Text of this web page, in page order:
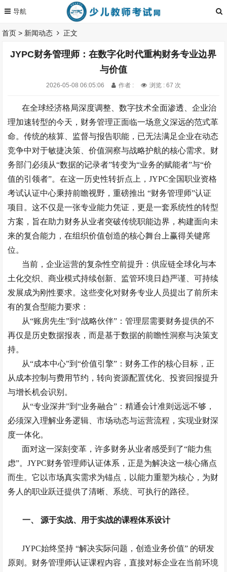
首页 > 新闻动态 正文
JYPC财务管理师：在数字化时代重构财务专业边界
与价值
2026-05-08 06:05:06 作者 : 浏览 : 67 次
在全球经济格局深度调整、数字技术全面渗透、企业治
理加速转型的今天，财务管理正面临一场意义深远的范式革
命。传统的核算、监督与报告职能，已无法满足企业在动态
竞争中对于敏捷决策、价值洞察与战略护航的核心需求。财
务部门必须从“数据的记录者”转变为“业务的赋能者”与“价
值的引领者”。在这一历史性转折点上，JYPC全国职业资格
考试认证中心秉持前瞻视野，重磅推出 “财务管理师”认证
项目。这不仅是一张专业能力凭证，更是一套系统性的转型
方案，旨在助力财务从业者突破传统职能边界，构建面向未
来的复合能力，在组织价值创造的核心舞台上赢得关键席
位。
当前，企业运营的复杂性空前提升：供应链全球化与本
土化交织、商业模式持续创新、监管环境日趋严谨、可持续
发展成为刚性要求。这些变化对财务专业人员提出了前所未
有的复合型能力要求：
从“账房先生”到“战略伙伴”：管理层需要财务提供的不
再仅是历史数据报表，而是基于数据的前瞻性洞察与决策支
持。
从“成本中心”到“价值引擎”：财务工作的核心目标，正
从成本控制与费用节约，转向资源配置优化、投资回报提升
与增长机会识别。
从“专业深井”到“业务融合”：精通会计准则远远不够，
必须深入理解业务逻辑、市场动态与运营流程，实现业财深
度一体化。
面对这一深刻变革，许多财务从业者感受到了“能力焦
虑”。JYPC财务管理师认证体系，正是为解决这一核心痛点
而生。它以市场真实需求为锚点，以能力重塑为核心，为财
务人的职业跃迁提供了清晰、系统、可执行的路径。
一、 源于实战、用于实战的课程体系设计
JYPC始终坚持 “解决实际问题，创造业务价值” 的研发
原则。财务管理师认证课程内容，直接对标企业在当前环境